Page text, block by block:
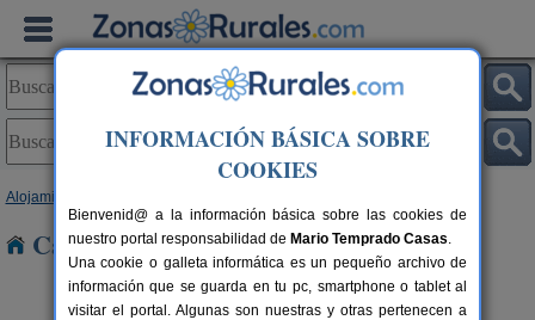
Alojamientos
Casas Rurales cerca de Cala
INFORMACIÓN BÁSICA SOBRE
COOKIES
Bienvenid@ a la información básica sobre las cookies de
nuestro portal responsabilidad de Mario Temprado Casas.
Una cookie o galleta informática es un pequeño archivo de
información que se guarda en tu pc, smartphone o tablet al
visitar el portal. Algunas son nuestras y otras pertenecen a